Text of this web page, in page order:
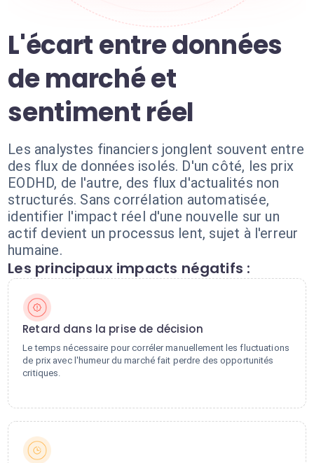
L'écart entre données
de marché et
sentiment réel
Les analystes financiers jonglent souvent entre
des flux de données isolés. D'un côté, les prix
EODHD, de l'autre, des flux d'actualités non
structurés. Sans corrélation automatisée,
identifier l'impact réel d'une nouvelle sur un
actif devient un processus lent, sujet à l'erreur
humaine.
Les principaux impacts négatifs :
Retard dans la prise de décision
Le temps nécessaire pour corréler manuellement les fluctuations
de prix avec l'humeur du marché fait perdre des opportunités
critiques.